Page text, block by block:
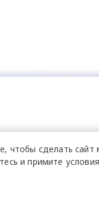
его
чтобы сделать сайт
и примите